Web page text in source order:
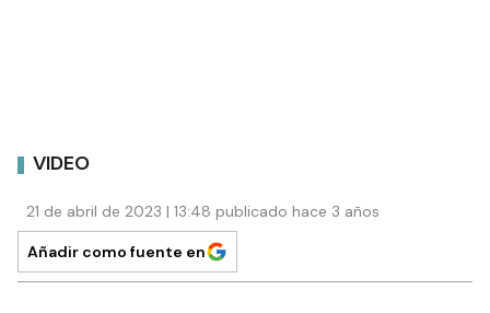
VIDEO
21 de abril de 2023 | 13:48 publicado hace 3 años
Añadir como fuente en